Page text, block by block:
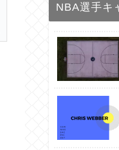
NBA選手キ